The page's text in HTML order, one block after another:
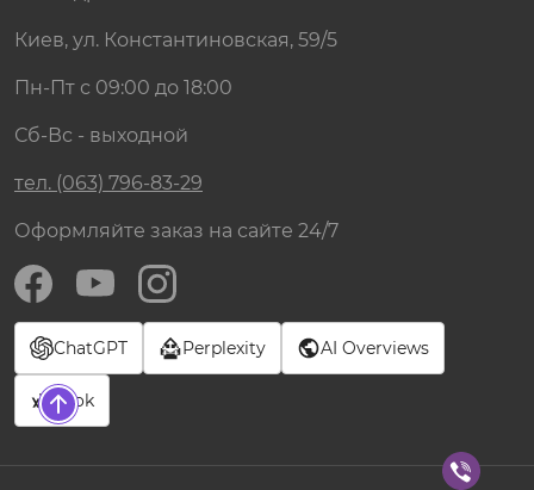
Киев, ул. Константиновская, 59/5
Пн-Пт с 09:00 до 18:00
Сб-Вс - выходной
тел. (063) 796-83-29
Оформляйте заказ на сайте 24/7
ChatGPT Perplexity AI Overviews
Grok